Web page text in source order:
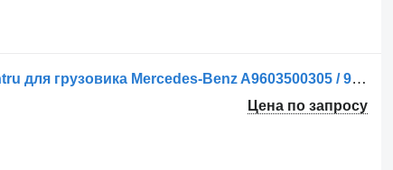
Реактивная тяга Brat de Control V pentru для грузовика Mercedes-Benz A9603500305 / 9603500305
Цена по запросу